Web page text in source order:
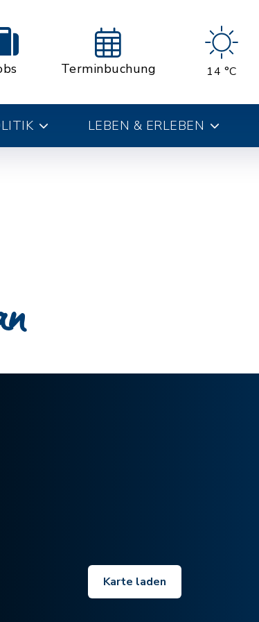
Terminbuchung 14 °C
LEBEN & ERLEBEN
Karte laden